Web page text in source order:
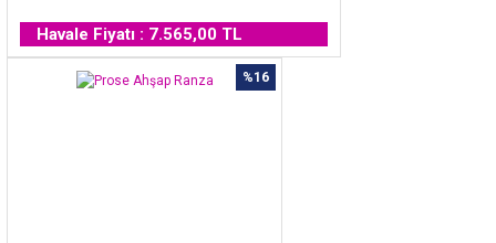
Havale Fiyatı : 7.565,00 TL
%16